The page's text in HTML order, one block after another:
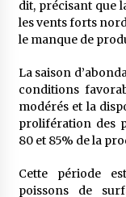
dit, précisant que
les vents forts
le manque de
La saison
conditions
modérés et la
prolifération des
80 et 85% de la
Cette période
poissons de